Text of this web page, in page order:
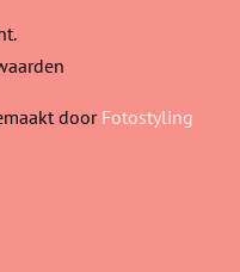
door Fotostyling